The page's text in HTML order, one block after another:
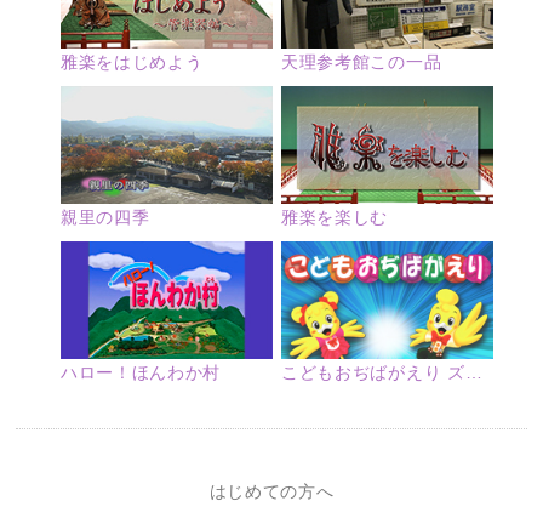
雅楽をはじめよう 天理参考館この一品
親里の四季 雅楽を楽しむ
ハロー！ほんわか村 こどもおぢばがえり ズームアップ
はじめての方へ